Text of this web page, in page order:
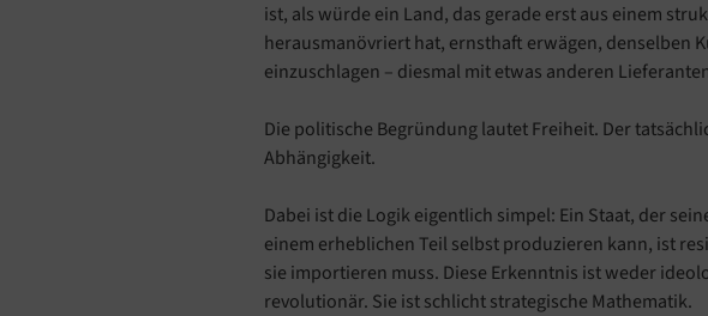
ist, als würde ein Land, das gerade erst aus einem
herausmanövriert hat, ernsthaft erwägen, denselben
einzuschlagen – diesmal mit etwas anderen
Die politische Begründung lautet Freiheit. Der
Abhängigkeit.
Dabei ist die Logik eigentlich simpel: Ein Staat, der
einem erheblichen Teil selbst produzieren kann, ist
sie importieren muss. Diese Erkenntnis ist weder
revolutionär. Sie ist schlicht strategische Mathematik.